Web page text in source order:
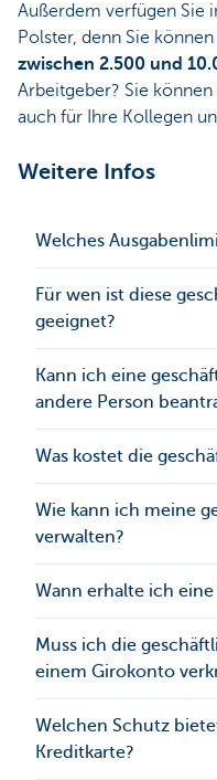
Außerdem verfügen Sie
Polster, denn Sie
zwischen 2.500 und
Arbeitgeber? Sie
auch für Ihre Kollegen
Weitere Infos
Welches
Für wen ist diese
geeignet?
Kann ich eine
andere Person
Was kostet die
Wie kann ich meine
verwalten?
Wann erhalte ich
Muss ich die
einem Girokonto
Welchen Schutz
Kreditkarte?